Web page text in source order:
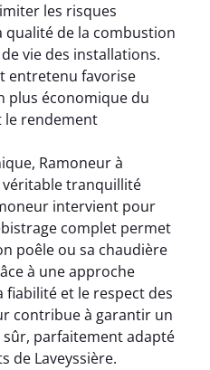
les risques
qualité de la combustion
vie des installations.
entretenu favorise
plus économique du
le rendement
Ramoneur à
véritable tranquillité
intervient pour
complet permet
poêle ou sa chaudière
à une approche
fiabilité et le respect des
contribue à garantir un
parfaitement adapté
de Laveyssière.